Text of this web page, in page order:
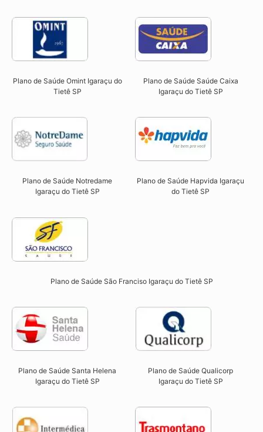
Plano de Saúde Omint Igaraçu do
Tietê SP​
Plano de Saúde Saúde Caixa
Igaraçu do Tietê SP​
Plano de Saúde Notredame
Igaraçu do Tietê SP​
Plano de Saúde Hapvida Igaraçu
do Tietê SP​
Plano de Saúde São Franciso Igaraçu do Tietê SP​
Plano de Saúde Santa Helena
Igaraçu do Tietê SP​
Plano de Saúde Qualicorp
Igaraçu do Tietê SP​